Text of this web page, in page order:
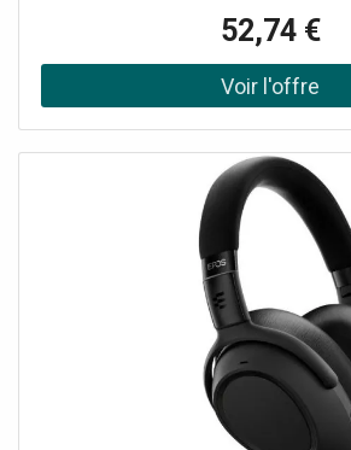
Teams Compatible avec tous les
52,74 €